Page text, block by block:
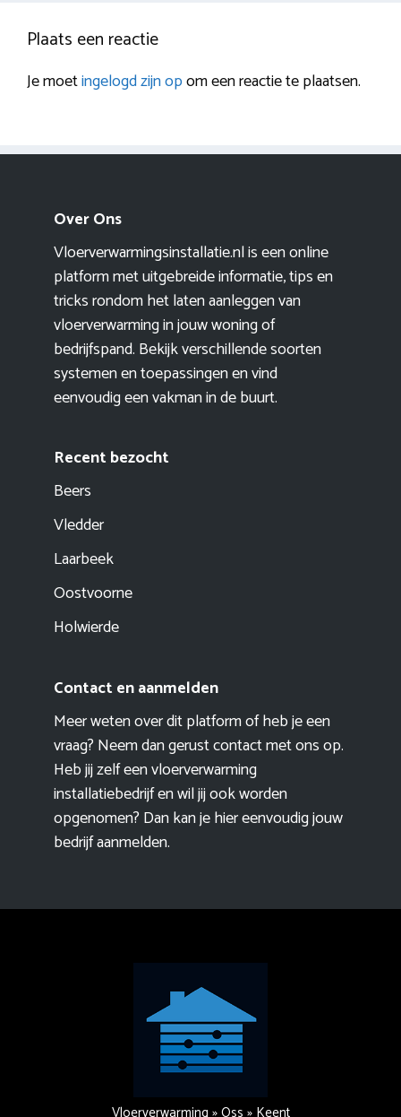
Plaats een reactie
Je moetingelogd zijn opom een reactie te plaatsen.
Over Ons
Vloerverwarmingsinstallatie.nl is een online
platform met uitgebreide informatie, tips en
tricks rondom het laten aanleggen van
vloerverwarming in jouw woning of
bedrijfspand. Bekijk verschillende soorten
systemen en toepassingen en vind
eenvoudig een vakman in de buurt.
Recent bezocht
Beers
Vledder
Laarbeek
Oostvoorne
Holwierde
Contact en aanmelden
Meer weten over dit platform of heb je een
vraag? Neem dan gerust contact met ons op.
Heb jij zelf een vloerverwarming
installatiebedrijf en wil jij ook worden
opgenomen? Dan kan je hier eenvoudigjouw
bedrijf aanmelden.